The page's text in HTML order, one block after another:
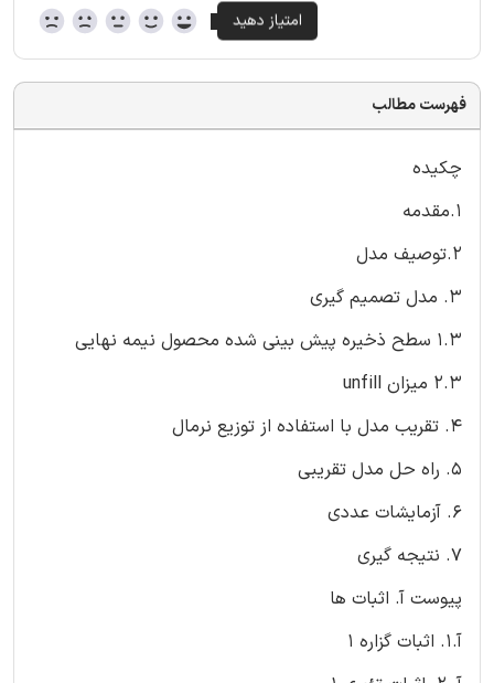
فهرست مطالب
چکیده
1.مقدمه
2.توصیف مدل
3. مدل تصمیم گیری
1.3 سطح ذخیره پیش بینی شده محصول نیمه نهایی
2.3 میزان unfill
4. تقریب مدل با استفاده از توزیع نرمال
5. راه حل مدل تقریبی
6. آزمایشات عددی
7. نتیجه گیری
پیوست آ. اثبات ها
آ.1. اثبات گزاره 1